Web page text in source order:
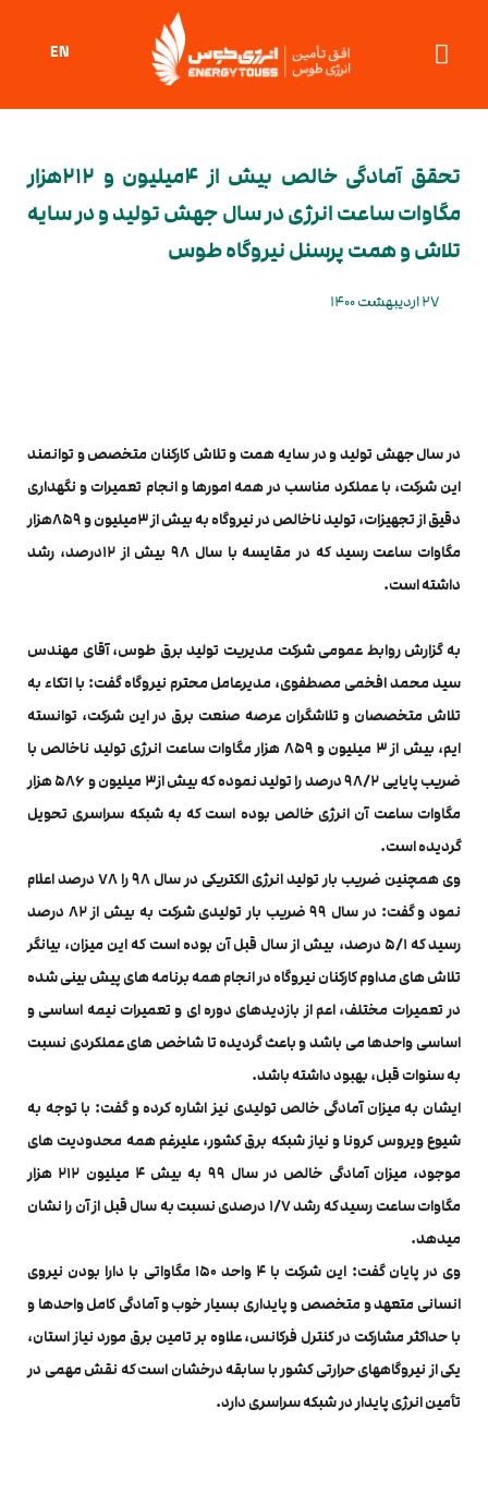
EN
تحقق آمادگی خالص بیش از ۴میلیون و ۲۱۲هزار
مگاوات ساعت انرژی در سال جهش تولید و در سایه
تلاش و همت پرسنل نیروگاه طوس
27 اردیبهشت 1400
در سال جهش تولید و در سایه همت و تلاش کارکنان متخصص و توانمند
این شرکت، با عملکرد مناسب در همه امورها و انجام تعمیرات و نگهداری
دقیق از تجهیزات، تولید ناخالص در نیروگاه به بیش از ۳میلیون و ۸۵۹هزار
مگاوات ساعت رسید که در مقایسه با سال ۹۸ بیش از ۱۲درصد، رشد
داشته است.
به گزارش روابط عمومی شرکت مدیریت تولید برق طوس، آقای مهندس
سید محمد افخمی مصطفوی، مدیرعامل محترم نیروگاه گفت: با اتکاء به
تلاش متخصصان و تلاشگران عرصه صنعت برق در این شرکت، توانسته
ایم، بیش از ۳ میلیون و ۸۵۹ هزار مگاوات ساعت انرژی تولید ناخالص با
ضریب پایایی ۹۸/۲ درصد را تولید نموده که بیش از۳ میلیون و ۵۸۶ هزار
مگاوات ساعت آن انرژی خالص بوده است که به شبکه سراسری تحویل
گردیده است.
وی همچنین ضریب بار تولید انرژی الکتریکی در سال ۹۸ را ۷۸ درصد اعلام
نمود و گفت: در سال ۹۹ ضریب بار تولیدی شرکت به بیش از ۸۲ درصد
رسید که ۵/۱ درصد، بیش از سال قبل آن بوده است که این میزان، بیانگر
تلاش های مداوم کارکنان نیروگاه در انجام همه برنامه های پیش بینی شده
در تعمیرات مختلف، اعم از بازدیدهای دوره ای و تعمیرات نیمه اساسی و
اساسی واحدها می باشد و باعث گردیده تا شاخص های عملکردی نسبت
به سنوات قبل، بهبود داشته باشد.
ایشان به میزان آمادگی خالص تولیدی نیز اشاره کرده و گفت: با توجه به
شیوع ویروس کرونا و نیاز شبکه برق کشور، علیرغم همه محدودیت های
موجود، میزان آمادگی خالص در سال ۹۹ به بیش ۴ میلیون ۲۱۲ هزار
مگاوات ساعت رسید که رشد ۱/۷ درصدی نسبت به سال قبل از آن را نشان
میدهد.
وی در پایان گفت: این شرکت با ۴ واحد ۱۵۰ مگاواتی با دارا بودن نیروی
انسانی متعهد و متخصص و پایداری بسیار خوب و آمادگی کامل واحدها و
با حداکثر مشارکت در کنترل فرکانس، علاوه بر تامین برق مورد نیاز استان،
یکی از نیروگاههای حرارتی کشور با سابقه درخشان است که نقش مهمی در
تأمین انرژی پایدار در شبکه سراسری دارد.